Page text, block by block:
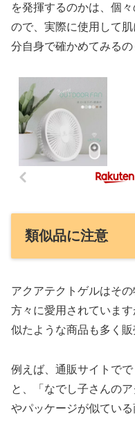
を発揮するのかは、個
ので、実際に使用して
分自身で確かめてみるの
類似品に注意
アクアテクトゲルはそ
方々に愛用されていま
似たような商品も多く販
例えば、通販サイトで
と、「なでし子さんの
やパッケージが似ている